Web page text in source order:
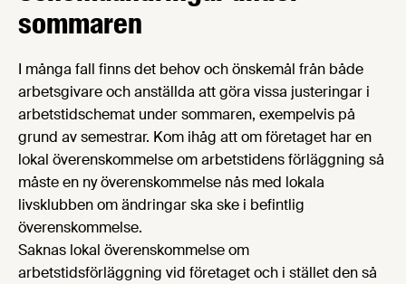
sommaren
I många fall finns det behov och önskemål från både
arbetsgivare och anställda att göra vissa justeringar i
arbetstidschemat under sommaren, exempelvis på
grund av semestrar. Kom ihåg att om företaget har en
lokal överenskommelse om arbetstidens förläggning så
måste en ny överenskommelse nås med lokala
livsklubben om ändringar ska ske i befintlig
överenskommelse.
Saknas lokal överenskommelse om
arbetstidsförläggning vid företaget och i stället den så